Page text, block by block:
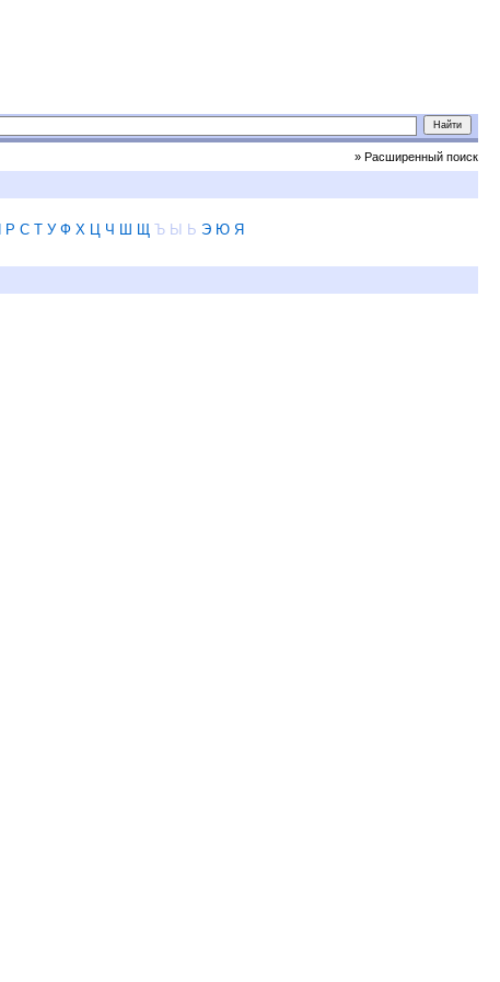
» Расширенный поиск
Р С Т У Ф Х Ц Ч Ш Щ Ъ Ы Ь Э Ю Я